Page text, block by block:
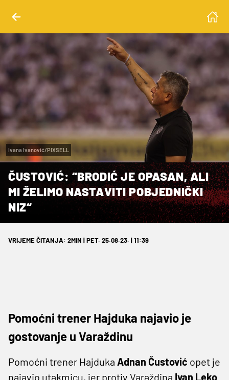
Ivana Ivanović/PIXSELL
ČUSTOVIĆ: “BRODIĆ JE OPASAN, ALI
MI ŽELIMO NASTAVITI POBJEDNIČKI
NIZ“
VRIJEME ČITANJA: 2MIN | PET. 25.08.23. | 11:39
Pomoćni trener Hajduka najavio je
gostovanje u Varaždinu
Pomoćni trener Hajduka Adnan Čustović opet je
najavio utakmicu, jer protiv Varaždina Ivan Leko